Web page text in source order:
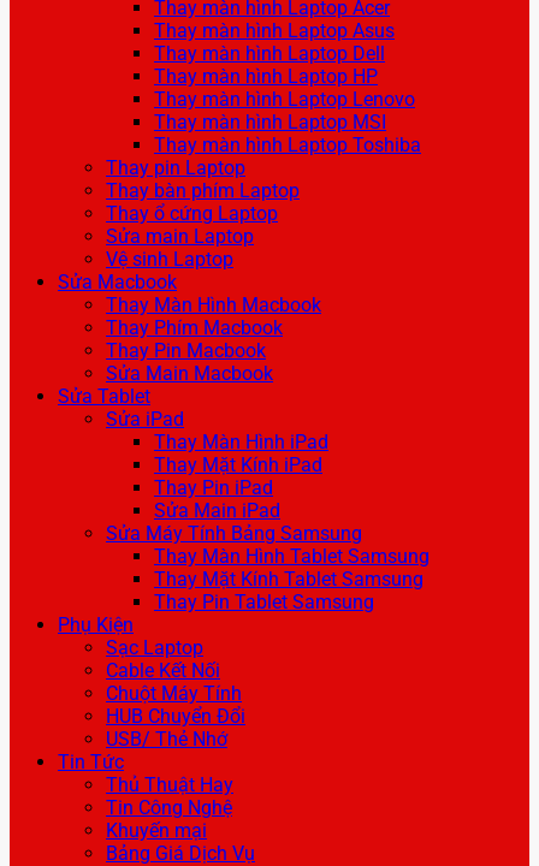
Thay màn hình Laptop Acer
Thay màn hình Laptop Asus
Thay màn hình Laptop Dell
Thay màn hình Laptop HP
Thay màn hình Laptop Lenovo
Thay màn hình Laptop MSI
Thay màn hình Laptop Toshiba
Thay pin Laptop
Thay bàn phím Laptop
Thay ổ cứng Laptop
Sửa main Laptop
Vệ sinh Laptop
Sửa Macbook
Thay Màn Hình Macbook
Thay Phím Macbook
Thay Pin Macbook
Sửa Main Macbook
Sửa Tablet
Sửa iPad
Thay Màn Hình iPad
Thay Mặt Kính iPad
Thay Pin iPad
Sửa Main iPad
Sửa Máy Tính Bảng Samsung
Thay Màn Hình Tablet Samsung
Thay Mặt Kính Tablet Samsung
Thay Pin Tablet Samsung
Phụ Kiện
Sạc Laptop
Cable Kết Nối
Chuột Máy Tính
HUB Chuyển Đổi
USB/ Thẻ Nhớ
Tin Tức
Thủ Thuật Hay
Tin Công Nghệ
Khuyến mại
Bảng Giá Dịch Vụ